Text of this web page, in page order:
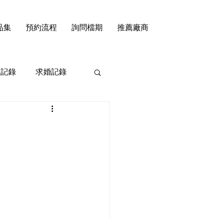
集 預約流程 詢問檔期 推薦廠商
錄 求婚記錄